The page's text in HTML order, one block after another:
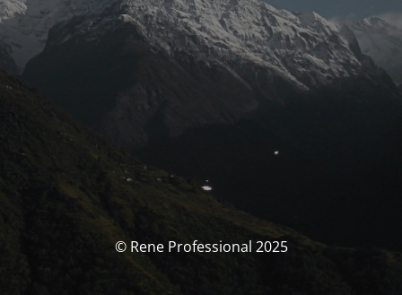
© Rene Professional 2025